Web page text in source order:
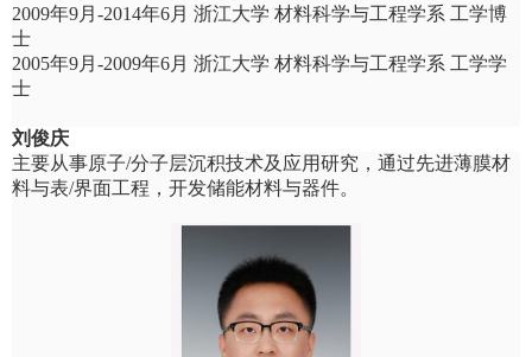
2009年9月 -2014年6月 浙江大学 材料科学与工程学系 工学博
士
2005年9月 -2009年6月 浙江大学 材料科学与工程学系 工学学
士
刘俊庆
主要从事原子/分子层沉积技术及应用研究，通过先进薄膜材
料与表/界面工程，开发储能材料与器件。